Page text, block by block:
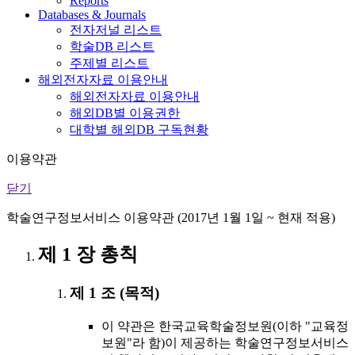
Databases & Journals
전자저널 리스트
학술DB 리스트
주제별 리스트
해외전자자료 이용안내
해외전자자료 이용안내
해외DB별 이용권한
대학별 해외DB 구독현황
이용약관
닫기
학술연구정보서비스 이용약관 (2017년 1월 1일 ~ 현재 적용)
제 1 장 총칙
제 1 조 (목적)
이 약관은 한국교육학술정보원(이하 "교육정
보원"라 함)이 제공하는 학술연구정보서비스